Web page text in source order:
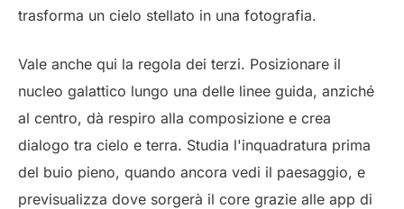
trasforma un cielo stellato in una fotografia.
Vale anche qui la regola dei terzi. Posizionare il
nucleo galattico lungo una delle linee guida, anziché
al centro, dà respiro alla composizione e crea
dialogo tra cielo e terra. Studia l'inquadratura prima
del buio pieno, quando ancora vedi il paesaggio, e
previsualizza dove sorgerà il core grazie alle app di